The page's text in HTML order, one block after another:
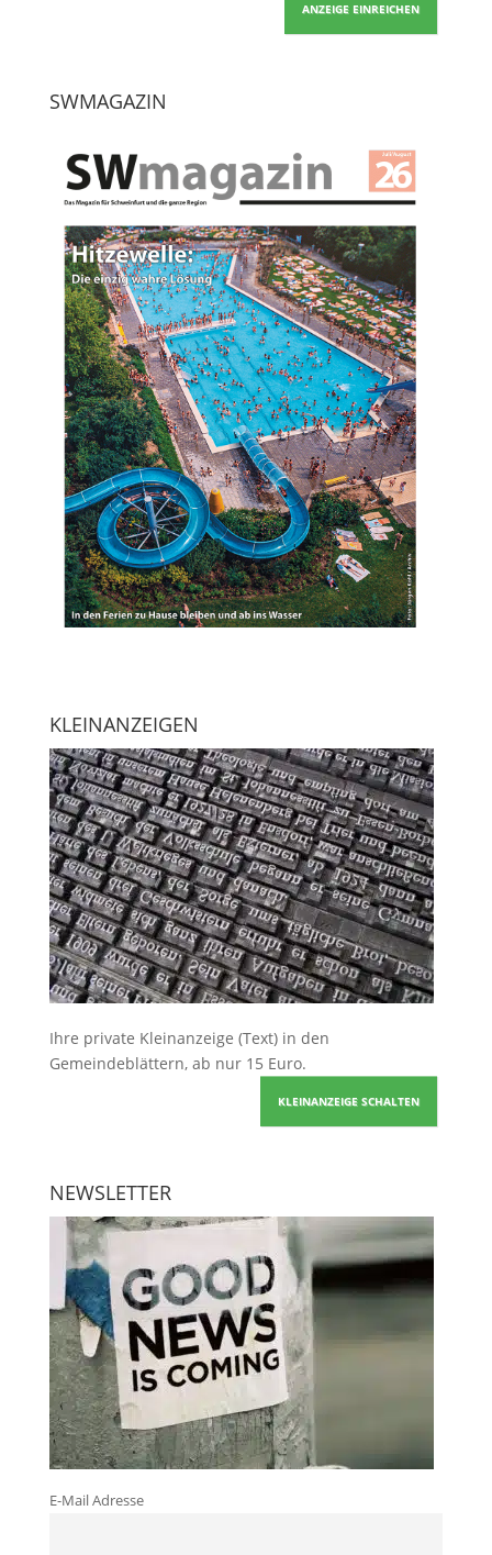
ANZEIGE EINREICHEN
SWMAGAZIN
KLEINANZEIGEN
Ihre private Kleinanzeige (Text) in den
Gemeindeblättern, ab nur 15 Euro.
KLEINANZEIGE SCHALTEN
NEWSLETTER
E-Mail Adresse